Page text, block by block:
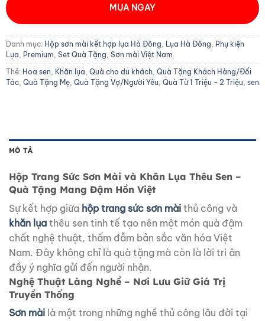
MUA NGAY
Danh mục: Hộp sơn mài kết hợp lụa Hà Đông, Lụa Hà Đông, Phụ kiện
Lụa, Premium, Set Quà Tặng, Sơn mài Việt Nam
Thẻ: Hoa sen, Khăn lụa, Quà cho du khách, Quà Tặng Khách Hàng/Đối
Tác, Quà Tặng Mẹ, Quà Tặng Vợ/Người Yêu, Quà Từ 1 Triệu - 2 Triệu, sen
MÔ TẢ
Hộp Trang Sức Sơn Mài và Khăn Lụa Thêu Sen –
Quà Tặng Mang Đậm Hồn Việt
Sự kết hợp giữa hộp trang sức sơn mài thủ công và
khăn lụa thêu sen tinh tế tạo nên một món quà đậm
chất nghệ thuật, thấm đẫm bản sắc văn hóa Việt
Nam. Đây không chỉ là quà tặng mà còn là lời tri ân
đầy ý nghĩa gửi đến người nhận.
Nghệ Thuật Làng Nghề – Nơi Lưu Giữ Giá Trị
Truyền Thống
Sơn mài là một trong những nghề thủ công lâu đời tại